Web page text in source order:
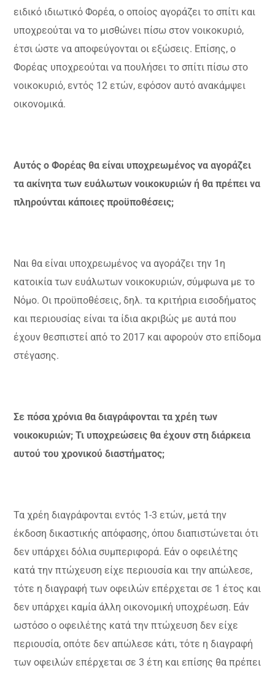
ειδικό ιδιωτικό Φορέα, ο οποίος αγοράζει το σπίτι και
υποχρεούται να το μισθώνει πίσω στον νοικοκυριό,
έτσι ώστε να αποφεύγονται οι εξώσεις. Επίσης, ο
Φορέας υποχρεούται να πουλήσει το σπίτι πίσω στο
νοικοκυριό, εντός 12 ετών, εφόσον αυτό ανακάμψει
οικονομικά.
Αυτός ο Φορέας θα είναι υποχρεωμένος να αγοράζει
τα ακίνητα των ευάλωτων νοικοκυριών ή θα πρέπει να
πληρούνται κάποιες προϋποθέσεις;
Ναι θα είναι υποχρεωμένος να αγοράζει την 1η
κατοικία των ευάλωτων νοικοκυριών, σύμφωνα με το
Νόμο. Οι προϋποθέσεις, δηλ. τα κριτήρια εισοδήματος
και περιουσίας είναι τα ίδια ακριβώς με αυτά που
έχουν θεσπιστεί από το 2017 και αφορούν στο επίδομα
στέγασης.
Σε πόσα χρόνια θα διαγράφονται τα χρέη των
νοικοκυριών; Τι υποχρεώσεις θα έχουν στη διάρκεια
αυτού του χρονικού διαστήματος;
Τα χρέη διαγράφονται εντός 1-3 ετών, μετά την
έκδοση δικαστικής απόφασης, όπου διαπιστώνεται ότι
δεν υπάρχει δόλια συμπεριφορά. Εάν ο οφειλέτης
κατά την πτώχευση είχε περιουσία και την απώλεσε,
τότε η διαγραφή των οφειλών επέρχεται σε 1 έτος και
δεν υπάρχει καμία άλλη οικονομική υποχρέωση. Εάν
ωστόσο ο οφειλέτης κατά την πτώχευση δεν είχε
περιουσία, οπότε δεν απώλεσε κάτι, τότε η διαγραφή
των οφειλών επέρχεται σε 3 έτη και επίσης θα πρέπει